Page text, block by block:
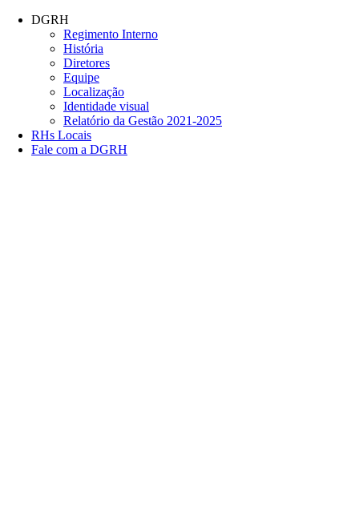
Conteúdo principal
DGRH
Regimento Interno
História
Diretores
Equipe
Localização
Identidade visual
Relatório da Gestão 2021-2025
RHs Locais
Fale com a DGRH